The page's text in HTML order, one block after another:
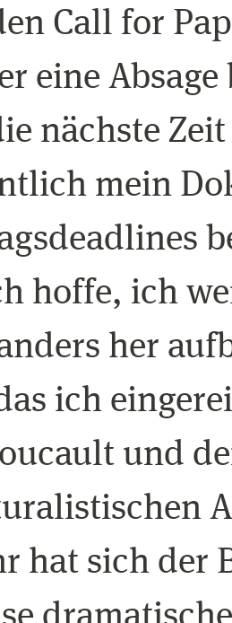
Call for
eine
nächste
mein
hoffe, ich
her
ich
und
hat sich